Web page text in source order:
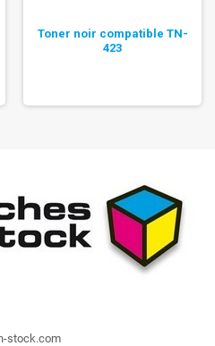
Toner noir compatible TN-
423
stock.com